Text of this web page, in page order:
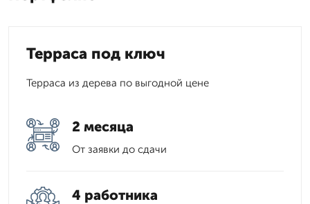
Терраса под ключ
Терраса из дерева по выгодной цене
2 месяца
От заявки до сдачи
4 работника